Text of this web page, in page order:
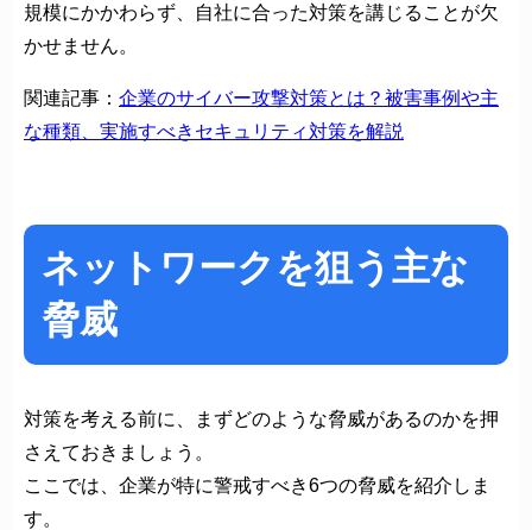
規模にかかわらず、自社に合った対策を講じることが欠
かせません。
関連記事： 企業のサイバー攻撃対策とは？被害事例や主
な種類、実施すべきセキュリティ対策を解説
ネットワークを狙う主な
脅威
対策を考える前に、まずどのような脅威があるのかを押
さえておきましょう。
ここでは、企業が特に警戒すべき6つの脅威を紹介しま
す。